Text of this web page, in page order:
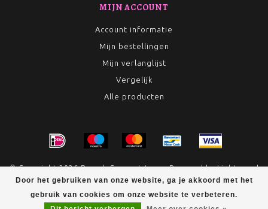
Door het gebruiken van onze website, ga je akkoord met het
gebruik van cookies om onze website te verbeteren.
MIJN ACCOUNT
Account informatie
Mijn bestellingen
Mijn verlanglijst
Vergelijk
Alle producten
© Copyright 2026 Rumah Conceptstore - Powered byLightspeed
- Theme by Dyvelopment